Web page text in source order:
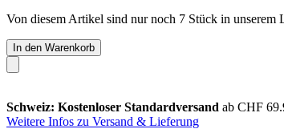
Von diesem Artikel sind nur noch 7 Stück in unserem
In den Warenkorb
Schweiz: Kostenloser Standardversand ab CHF
Weitere Infos zu Versand & Lieferung